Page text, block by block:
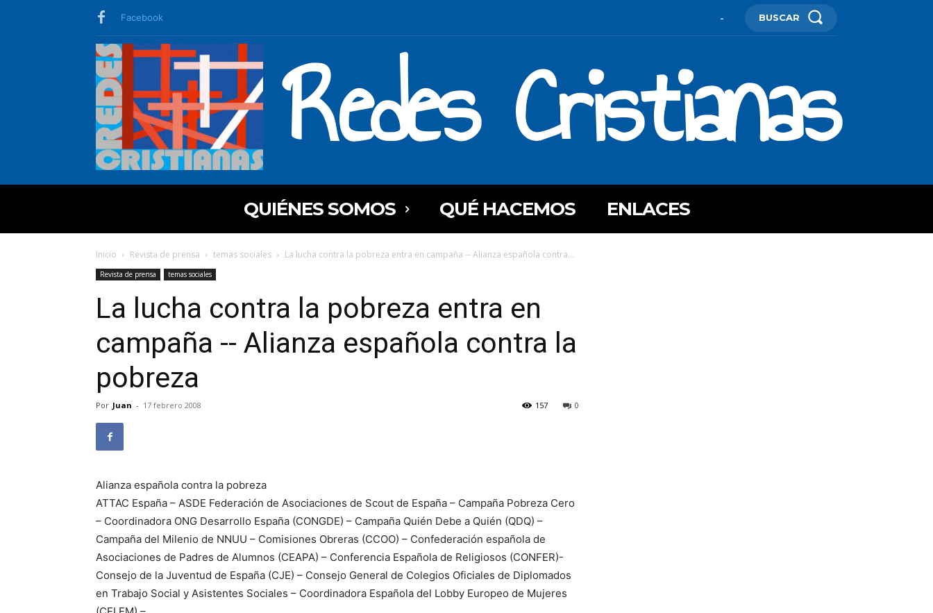
Facebook - BUSCAR
Redes Cristianas
QUIÉNES SOMOS QUÉ HACEMOS ENLACES
Inicio Revista de prensa temas sociales La lucha contra la pobreza entra en campaña -- Alianza española contra...
Revista de prensa temas sociales
La lucha contra la pobreza entra en
campaña -- Alianza española contra la
pobreza
Por Juan - 17 febrero 2008 0
157
Alianza española contra la pobreza
ATTAC España – ASDE Federación de Asociaciones de Scout de España – Campaña Pobreza Cero
– Coordinadora ONG Desarrollo España (CONGDE) – Campaña Quién Debe a Quién (QDQ) –
Campaña del Milenio de NNUU – Comisiones Obreras (CCOO) – Confederación española de
Asociaciones de Padres de Alumnos (CEAPA) – Conferencia Española de Religiosos (CONFER)-
Consejo de la Juventud de España (CJE) – Consejo General de Colegios Oficiales de Diplomados
en Trabajo Social y Asistentes Sociales – Coordinadora Española del Lobby Europeo de Mujeres